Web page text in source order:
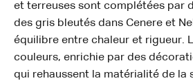
et terreuses sont complétées par
des gris bleutés dans Cenere et
équilibre entre chaleur et rigueur.
couleurs, enrichie par des
qui rehaussent la matérialité de la